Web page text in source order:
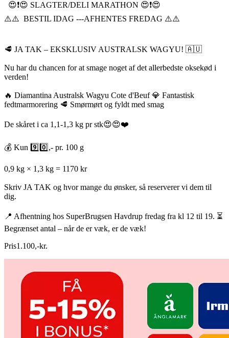
😍❗️😍 SLAGTER/DELI MARATHON 😍❗️😍
⚠️⚠️ BESTIL IDAG ---AFHENTES FREDAG ⚠️⚠️
🥩 JA TAK – EKSKLUSIV AUSTRALSK WAGYU! 🇦🇺
Nu har du chancen for at smage noget af det allerbedste oksekød i
verden!
🔥 Diamantina Australsk Wagyu Cote d'Beuf 💎 Fantastisk
fedtmarmorering 🥩 Smørmørt og fyldt med smag
De skåret i ca 1,1-1,3 kg pr stk😍😍❤️
💰 Kun 9️⃣0️⃣,- pr. 100 g
0,9 kg × 1,3 kg = 1170 kr
Skriv JA TAK og hvor mange du ønsker, så reserverer vi dem til
dig.
📍 Afhentning hos SuperBrugsen Havdrup fredag fra kl 12 til 19. ⏳
Begrænset antal – når de er væk, er de væk!
Pris1.100,-kr.